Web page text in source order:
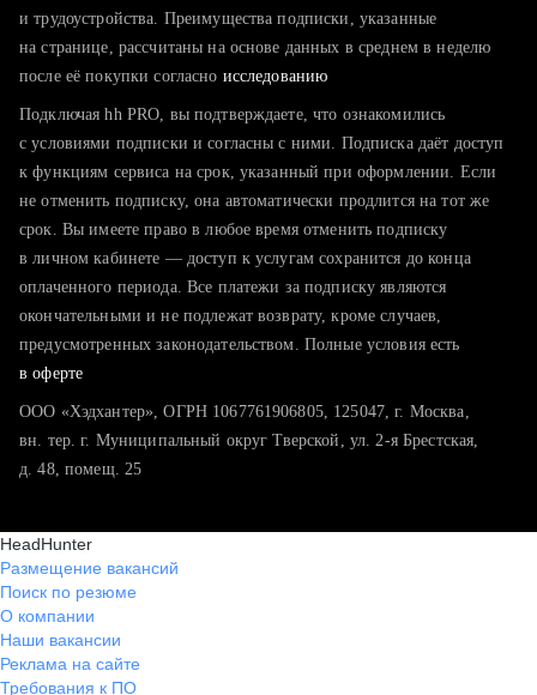
тратите много времени на поиск и вручную поднимаете
хотите сравнить себя с конкурентами и оценить шансы
и трудоустройства. Преимущества подписки, указанные
на странице, рассчитаны на основе данных в среднем в неделю
после её покупки согласно исследованию
Подключая hh PRO, вы подтверждаете, что ознакомились
с условиями подписки и согласны с ними. Подписка даёт доступ
к функциям сервиса на срок, указанный при оформлении. Если
не отменить подписку, она автоматически продлится на тот же
срок. Вы имеете право в любое время отменить подписку
в личном кабинете — доступ к услугам сохранится до конца
оплаченного периода. Все платежи за подписку являются
окончательными и не подлежат возврату, кроме случаев,
предусмотренных законодательством. Полные условия есть
в оферте
ООО «Хэдхантер», ОГРН 1067761906805, 125047, г. Москва,
вн. тер. г. Муниципальный округ Тверской, ул. 2-я Брестская,
д. 48, помещ. 25
HeadHunter
Размещение вакансий
Поиск по резюме
О компании
Наши вакансии
Реклама на сайте
Требования к ПО